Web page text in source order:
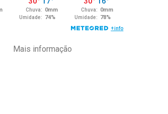
Mais informação